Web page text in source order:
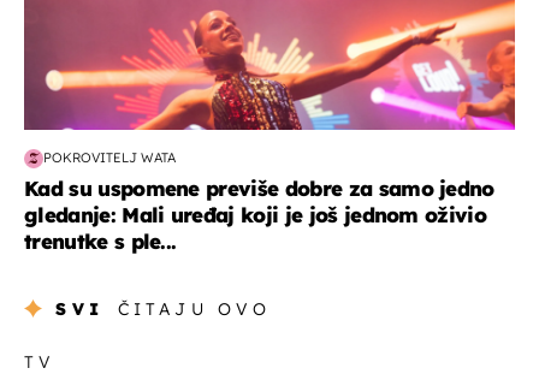
POKROVITELJ WATA
Kad su uspomene previše dobre za samo jedno
gledanje: Mali uređaj koji je još jednom oživio
trenutke s ple...
SVI ČITAJU OVO
TV